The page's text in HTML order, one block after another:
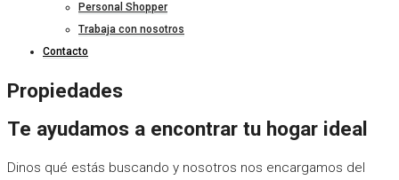
Personal Shopper
Trabaja con nosotros
Contacto
Propiedades
Te ayudamos a encontrar tu hogar ideal
Dinos qué estás buscando y nosotros nos encargamos del